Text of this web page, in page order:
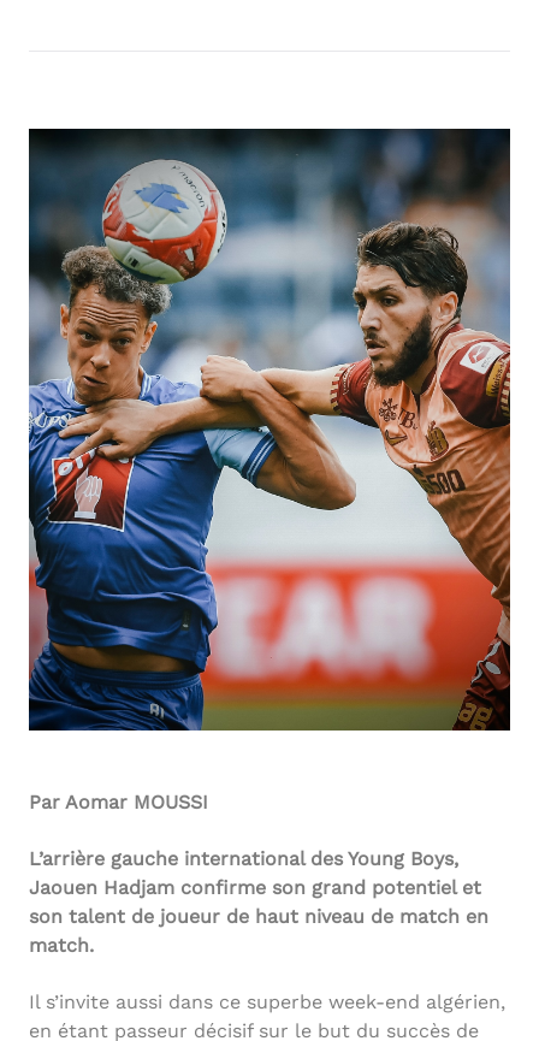
Par Aomar MOUSSI
L’arrière gauche international des Young Boys,
Jaouen Hadjam confirme son grand potentiel et
son talent de joueur de haut niveau de match en
match.
Il s’invite aussi dans ce superbe week-end algérien,
en étant passeur décisif sur le but du succès de